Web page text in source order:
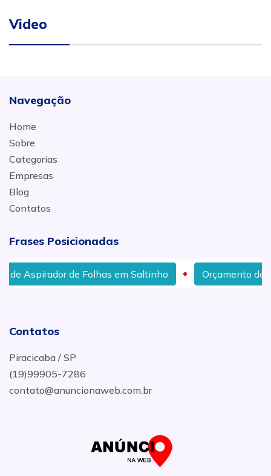
Video
Navegação
Home
Sobre
Categorias
Empresas
Blog
Contatos
Frases Posicionadas
Aspirador de Folhas em Saltinho Orçamento de
Contatos
Piracicaba / SP
(19)99905-7286
contato@anuncionaweb.com.br